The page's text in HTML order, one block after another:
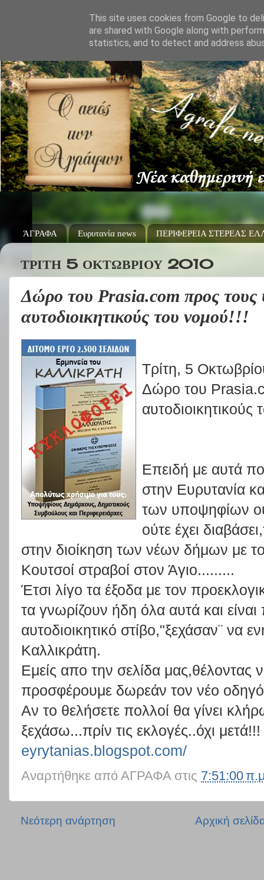
ΆΓΡΑΦΑ Ευρυτανία news ΠΕΡΙΦΕΡΕΙΑ ΣΤΕΡΕΑΣ
ΤΡΊΤΗ 5 ΟΚΤΩΒΡΊΟΥ 2010
Δώρο του Prasia.com προς τους
αυτοδιοικητικούς του νομού!!!
Τρίτη, 5
Δώρο του
Επειδή με αυτά
στην Ευρυτανία
των υποψηφίων
ούτε έχει
στην διοίκηση των νέων δήμων με
Κουτσοί στραβοί στον Άγιο.........
Έτσι λίγο τα έξοδα με τον
τα γνωρίζουν ήδη όλα αυτά και είναι
αυτοδιοικητικό στίβο,"ξεχάσαν¨ να
Καλλικράτη.
Εμείς απο την σελίδα
προσφέρουμε δωρεάν τον νέο
Αν το θελήσετε πολλοί θα γίνει
ξεχάσω...πρίν τις εκλογές..όχι μετά!!!
eyrytanias.blogspot.com/
Αναρτήθηκε από ΑΓΡΑΦΑ στις 7:51:00
Νεότερη ανάρτηση Αρχική
This site uses cookies from Google to
are shared with Google along with
statistics, and to detect and address